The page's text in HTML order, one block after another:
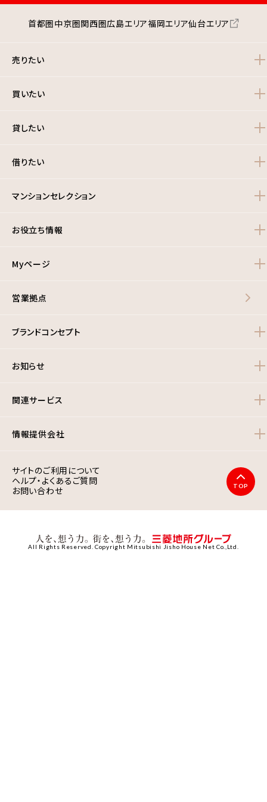
首都圏中京圏関西圏広島エリア福岡エリア仙台エリア
売りたい
買いたい
貸したい
借りたい
マンションセレクション
お役立ち情報
Myページ
営業拠点
ブランドコンセプト
お知らせ
関連サービス
情報提供会社
サイトのご利用について
ヘルプ・よくあるご質問
お問い合わせ
TOP
All Rights Reserved. Copyright Mitsubishi Jisho House Net Co.,Ltd.